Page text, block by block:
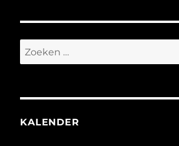
Zoeken
naar:
KALENDER